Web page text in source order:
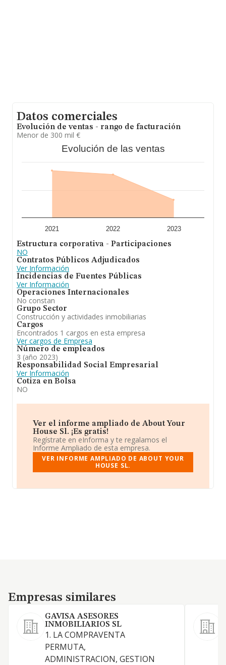
Datos comerciales
Evolución de ventas - rango de facturación
Menor de 300 mil €
Evolución de las ventas
2021 2022 2023
Estructura corporativa - Participaciones
NO
Contratos Públicos Adjudicados
Ver Información
Incidencias de Fuentes Públicas
Ver Información
Operaciones Internacionales
No constan
Grupo Sector
Construcción y actividades inmobiliarias
Cargos
Encontrados 1 cargos en esta empresa
Ver cargos de Empresa
Número de empleados
3 (año 2023)
Responsabilidad Social Empresarial
Ver Información
Cotiza en Bolsa
NO
Ver el informe ampliado de About Your
House Sl. ¡Es gratis!
Regístrate en eInforma y te regalamos el
Informe Ampliado de esta empresa.
VER INFORME AMPLIADO DE ABOUT YOUR
HOUSE SL.
Empresas similares
Empresas similares
GAVISA ASESORES
INMOBILIARIOS SL
1. LA COMPRAVENTA
PERMUTA,
ADMINISTRACION, GESTION